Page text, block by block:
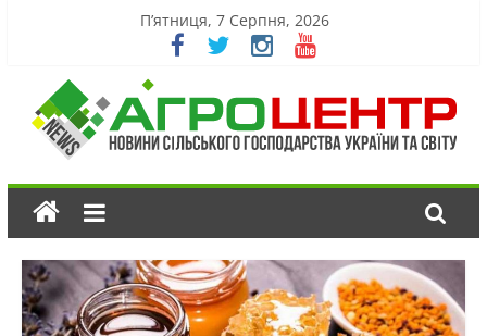
П’ятниця, 7 Серпня, 2026